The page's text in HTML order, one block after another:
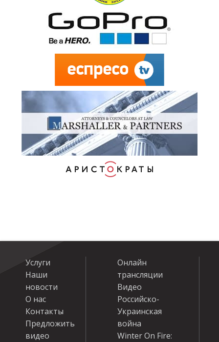
Услуги
Наши
новости
О нас
Контакты
Предложить
видео
Онлайн
трансляции
Видео
Российско-
Украинская
война
Winter On Fire: